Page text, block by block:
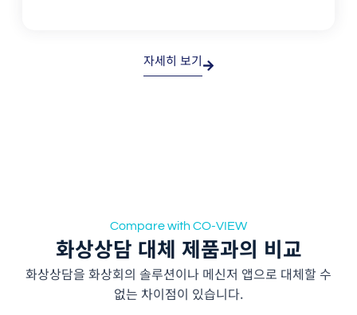
자세히 보기
Compare with CO-VIEW
화상상담 대체 제품과의 비교
화상상담을 화상회의 솔루션이나 메신저 앱으로 대체할 수
없는 차이점이 있습니다.